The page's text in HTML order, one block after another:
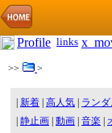
Profile links
>> >
新着 高人気 ラン
静止画 動画 音楽